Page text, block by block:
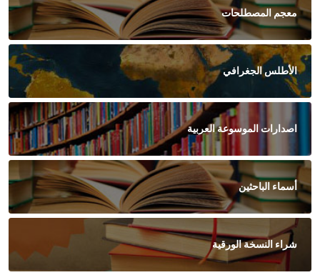
معجم المصطلحات
الأطلس الجغرافي
اصدارات الموسوعة العربية
أسماء الباحثين
شراء النسخة الورقية